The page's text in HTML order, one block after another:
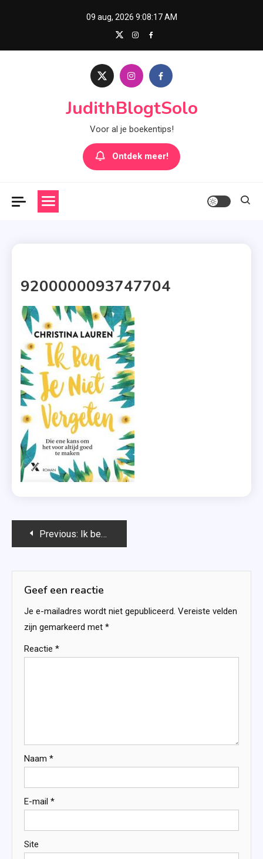
09 aug, 2026 9:08:18 AM
JudithBlogtSolo
Voor al je boekentips!
Ontdek meer!
9200000093747704
Bericht
Previous: Ik ben je niet vergeten – Christina Lauren
Geef een reactie
Je e-mailadres wordt niet gepubliceerd. Vereiste velden
zijn gemarkeerd met *
Reactie *
Naam *
E-mail *
Site